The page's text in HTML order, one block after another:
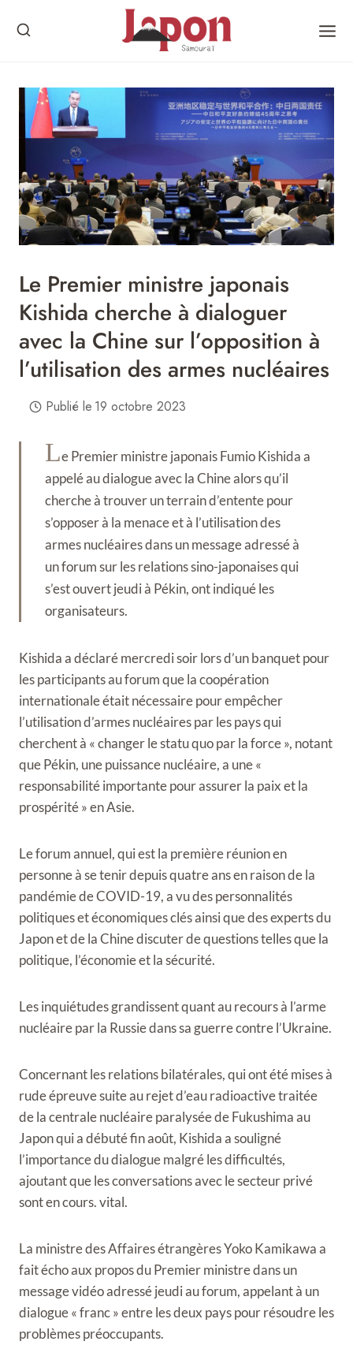
Le Premier ministre japonais
Kishida cherche à dialoguer
avec la Chine sur l’opposition à
l’utilisation des armes nucléaires
Publié le 19 octobre 2023
Le Premier ministre japonais Fumio Kishida a
appelé au dialogue avec la Chine alors qu’il
cherche à trouver un terrain d’entente pour
s’opposer à la menace et à l’utilisation des
armes nucléaires dans un message adressé à
un forum sur les relations sino-japonaises qui
s’est ouvert jeudi à Pékin, ont indiqué les
organisateurs.
Kishida a déclaré mercredi soir lors d’un banquet pour
les participants au forum que la coopération
internationale était nécessaire pour empêcher
l’utilisation d’armes nucléaires par les pays qui
cherchent à « changer le statu quo par la force », notant
que Pékin, une puissance nucléaire, a une «
responsabilité importante pour assurer la paix et la
prospérité » en Asie.
Le forum annuel, qui est la première réunion en
personne à se tenir depuis quatre ans en raison de la
pandémie de COVID-19, a vu des personnalités
politiques et économiques clés ainsi que des experts du
Japon et de la Chine discuter de questions telles que la
politique, l’économie et la sécurité.
Les inquiétudes grandissent quant au recours à l’arme
nucléaire par la Russie dans sa guerre contre l’Ukraine.
Concernant les relations bilatérales, qui ont été mises à
rude épreuve suite au rejet d’eau radioactive traitée
de la centrale nucléaire paralysée de Fukushima au
Japon qui a débuté fin août, Kishida a souligné
l’importance du dialogue malgré les difficultés,
ajoutant que les conversations avec le secteur privé
sont en cours. vital.
La ministre des Affaires étrangères Yoko Kamikawa a
fait écho aux propos du Premier ministre dans un
message vidéo adressé jeudi au forum, appelant à un
dialogue « franc » entre les deux pays pour résoudre les
problèmes préoccupants.